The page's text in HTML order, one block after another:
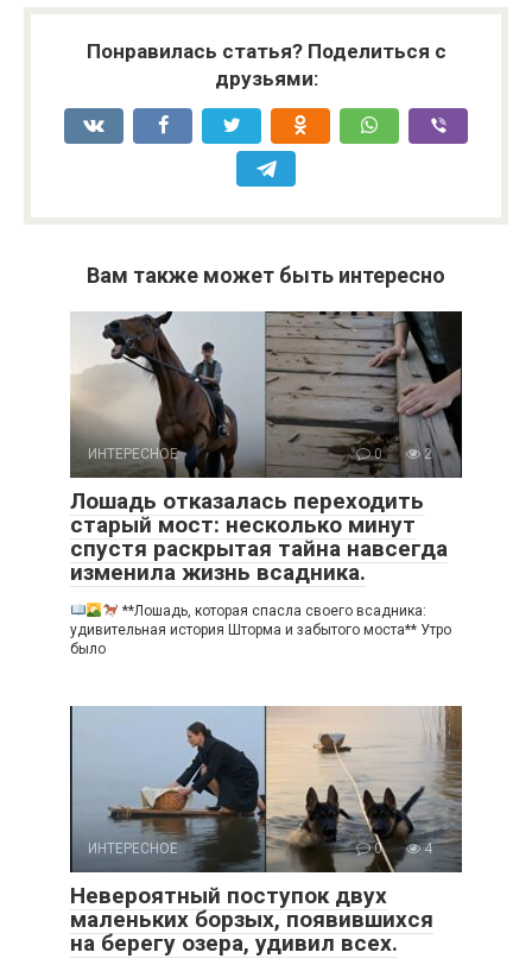
Понравилась статья? Поделиться с
друзьями:
Вам также может быть интересно
ИНТЕРЕСНОЕ 0 2
Лошадь отказалась переходить
старый мост: несколько минут
спустя раскрытая тайна навсегда
изменила жизнь всадника.
**Лошадь, которая спасла своего всадника:
удивительная история Шторма и забытого моста** Утро
было
ИНТЕРЕСНОЕ 0 4
Невероятный поступок двух
маленьких борзых, появившихся
на берегу озера, удивил всех.